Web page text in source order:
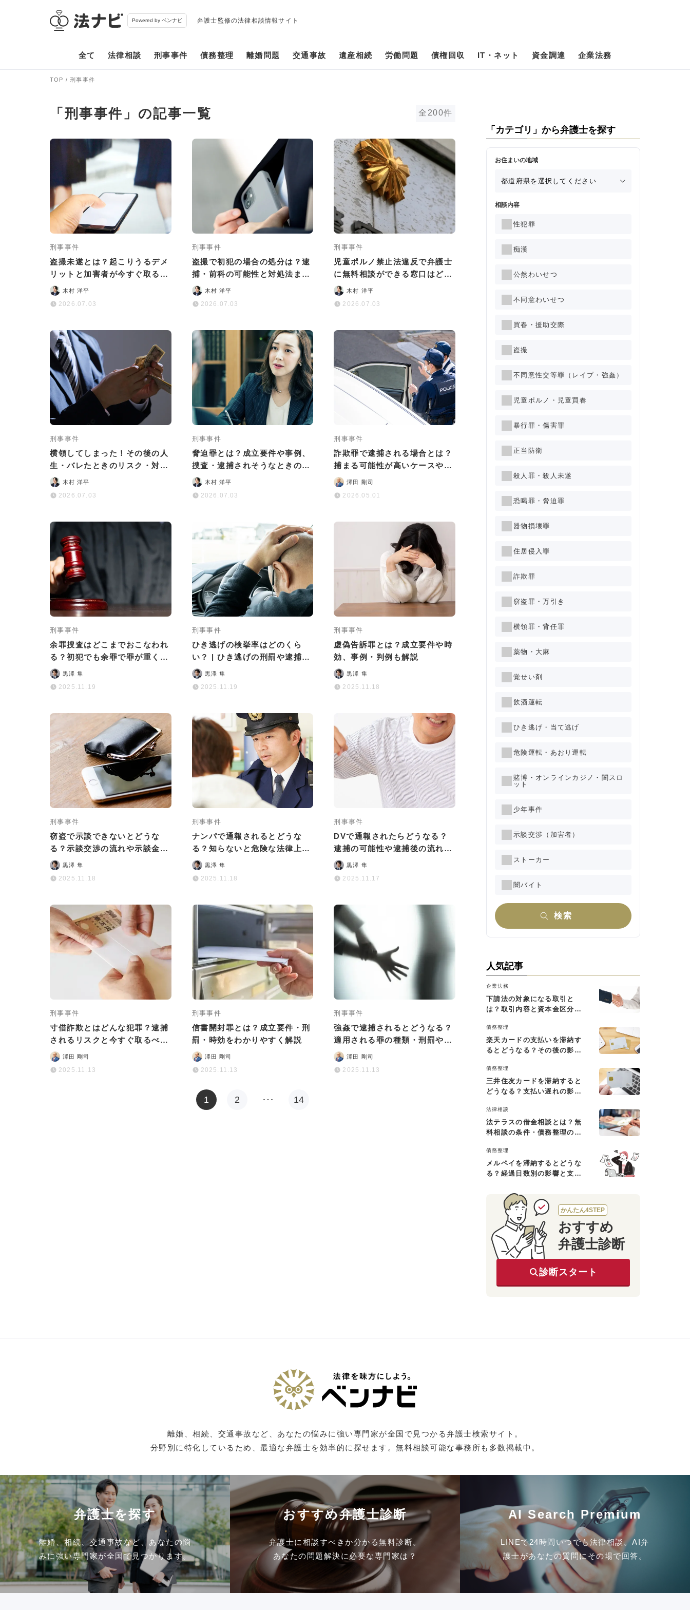
Powered by ベンナビ 弁護士監修の法律相談情報サイト
全て 法律相談 刑事事件 債務整理 離婚問題 交通事故 遺産相続 労働問題 債権回収 IT・ネット 資金調達 企業法務
TOP 刑事事件
「刑事事件」の記事一覧 全200件
刑事事件
盗撮未遂とは？起こりうるデメ
リットと加害者が今すぐ取るべ
き対応について解説
木村 洋平
2026.07.03
刑事事件
盗撮で初犯の場合の処分は？逮
捕・前科の可能性と対処法まと
め
木村 洋平
2026.07.03
刑事事件
児童ポルノ禁止法違反で弁護士
に無料相談ができる窓口はど
こ？依頼するメリットも解説
木村 洋平
2026.07.03
刑事事件
横領してしまった！その後の人
生・バレたときのリスク・対処
法を徹底解説
木村 洋平
2026.07.03
刑事事件
脅迫罪とは？成立要件や事例、
捜査・逮捕されそうなときの対
処法まで解説
木村 洋平
2026.07.03
刑事事件
詐欺罪で逮捕される場合とは？
捕まる可能性が高いケースや逮
捕された場合のリスクなど
澤田 剛司
2026.05.01
刑事事件
余罪捜査はどこまでおこなわれ
る？初犯でも余罪で罪が重くな
る可能性はある？
黒澤 隼
2025.11.19
刑事事件
ひき逃げの検挙率はどのくら
い？ | ひき逃げの刑罰や逮捕前
後の流れも徹底解説
黒澤 隼
2025.11.19
刑事事件
虚偽告訴罪とは？成立要件や時
効、事例・判例も解説
黒澤 隼
2025.11.18
刑事事件
窃盗で示談できないとどうな
る？示談交渉の流れや示談金の
相場も解説
黒澤 隼
2025.11.18
刑事事件
ナンパで通報されるとどうな
る？知らないと危険な法律上の
リスクと対処法
黒澤 隼
2025.11.18
刑事事件
DVで通報されたらどうなる？
逮捕の可能性や逮捕後の流れを
徹底解説
黒澤 隼
2025.11.17
刑事事件
寸借詐欺とはどんな犯罪？逮捕
されるリスクと今すぐ取るべき
対処法などを詳しく解説
澤田 剛司
2025.11.13
刑事事件
信書開封罪とは？成立要件・刑
罰・時効をわかりやすく解説
澤田 剛司
2025.11.13
刑事事件
強姦で逮捕されるとどうなる？
適用される罪の種類・刑罰や逮
捕後の流れを解説
澤田 剛司
2025.11.13
1 2 … 14
「カテゴリ」から弁護士を探す
お住まいの地域
相談内容
性犯罪
痴漢
公然わいせつ
不同意わいせつ
買春・援助交際
盗撮
不同意性交等罪（レイプ・強姦）
児童ポルノ・児童買春
暴行罪・傷害罪
正当防衛
殺人罪・殺人未遂
恐喝罪・脅迫罪
器物損壊罪
住居侵入罪
詐欺罪
窃盗罪・万引き
横領罪・背任罪
薬物・大麻
覚せい剤
飲酒運転
ひき逃げ・当て逃げ
危険運転・あおり運転
賭博・オンラインカジノ・闇スロ
ット
少年事件
示談交渉（加害者）
ストーカー
闇バイト
検索
人気記事
企業法務
下請法の対象になる取引と
は？取引内容と資本金区分に
債務整理
楽天カードの支払いを滞納す
るとどうなる？その後の影響
債務整理
三井住友カードを滞納すると
どうなる？支払い遅れの影響
法律相談
法テラスの借金相談とは？無
料相談の条件・債務整理の費
債務整理
メルペイを滞納するとどうな
る？経過日数別の影響と支払
かんたん4STEP
おすすめ
弁護士診断
診断スタート
離婚、相続、交通事故など、あなたの悩みに強い専門家が全国で見つかる弁護士検索サイト。
分野別に特化しているため、最適な弁護士を効率的に探せます。無料相談可能な事務所も多数掲載中。
弁護士を探す
離婚、相続、交通事故など、あなたの悩
みに強い専門家が全国で見つかります。
おすすめ弁護士診断
弁護士に相談すべきか分かる無料診断。
あなたの問題解決に必要な専門家は？
AI Search Premium
LINEで24時間いつでも法律相談。AI弁
護士があなたの質問にその場で回答。